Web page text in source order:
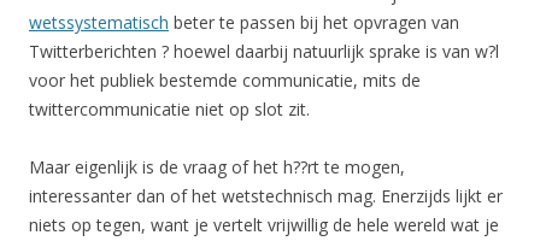
wetssystematisch beter te passen bij het opvragen van
Twitterberichten ? hoewel daarbij natuurlijk sprake is van w?l
voor het publiek bestemde communicatie, mits de
twittercommunicatie niet op slot zit.
Maar eigenlijk is de vraag of het h??rt te mogen,
interessanter dan of het wetstechnisch mag. Enerzijds lijkt er
niets op tegen, want je vertelt vrijwillig de hele wereld wat je